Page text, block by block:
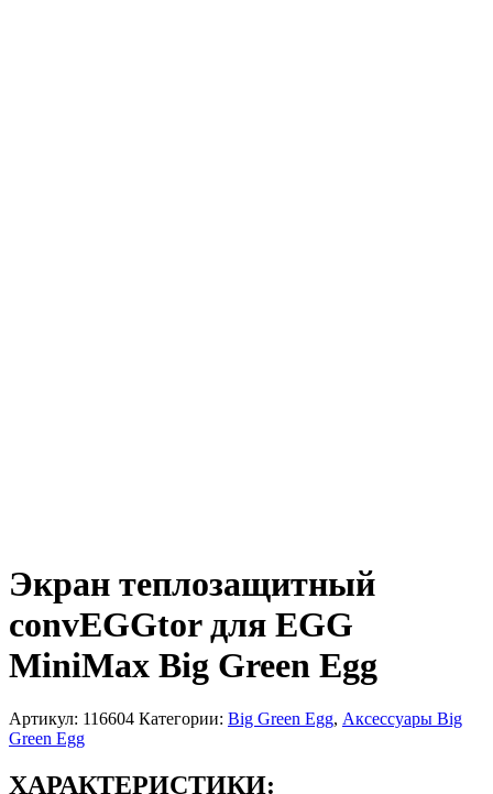
Экран теплозащитный
convEGGtor для EGG
MiniMax Big Green Egg
Артикул: 116604 Категории: Big Green Egg, Аксессуары Big
Green Egg
ХАРАКТЕРИСТИКИ: